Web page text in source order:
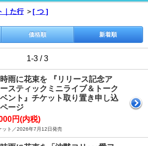
｜た行 ＞[ つ ]
価格順 新着順
1-3 / 3
雨に花束を 『リリース記念ア
スティックミニライブ＆トーク
ント』チケット取り置き申し込
ージ
円(内税)
ット／2026年7月12日発売